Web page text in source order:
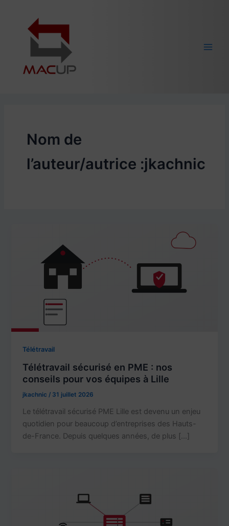
contenu
Nom de
l’auteur/autrice :jkachnic
Télétravail
Télétravail sécurisé en PME : nos
conseils pour vos équipes à Lille
jkachnic / 31 juillet 2026
Le télétravail sécurisé PME Lille est devenu un enjeu
quotidien pour beaucoup d’entreprises des Hauts-
de-France. Depuis quelques années, de plus […]